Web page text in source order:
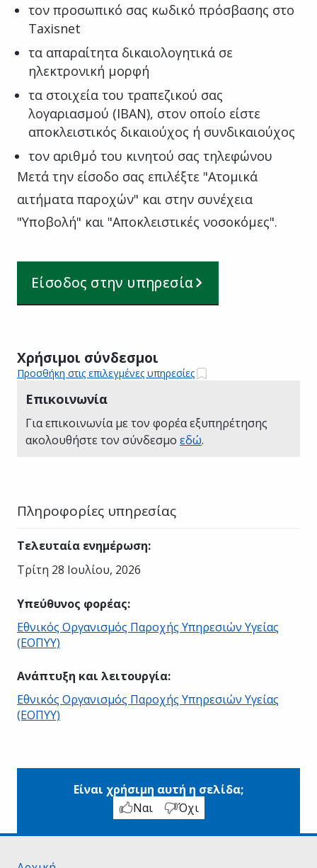
τον προσωπικό σας κωδικό πρόσβασης στο
Taxisnet
τα απαραίτητα δικαιολογητικά σε
ηλεκτρονική μορφή
τα στοιχεία του τραπεζικού σας
λογαριασµού (IBAN), στον οποίο είστε
αποκλειστικός δικαιούχος ή συνδικαιούχος
τον αριθμό του κινητού σας τηλεφώνου
Μετά την είσοδο σας επιλέξτε "Ατομικά
αιτήματα παροχών" και στην συνέχεια
"Υποβολή" και "Αποκλειστικές νοσοκόμες".
Είσοδος στην υπηρεσία
Χρήσιμοι σύνδεσμοι
Προσθήκη στις επιλεγμένες υπηρεσίες
Επικοινωνία
Για επικοινωνία με τον φορέα εξυπηρέτησης
ακολουθήστε τον σύνδεσμο εδώ.
Πληροφορίες υπηρεσίας
Τελευταία ενημέρωση:
Τρίτη 28 Ιουλίου, 2026
Υπεύθυνος φορέας:
Εθνικός Οργανισμός Παροχής Υπηρεσιών Υγείας
(ΕΟΠΥΥ)
Ανάπτυξη και λειτουργία:
Εθνικός Οργανισμός Παροχής Υπηρεσιών Υγείας
(ΕΟΠΥΥ)
Είναι χρήσιμη αυτή η σελίδα;
Ναι
Όχι